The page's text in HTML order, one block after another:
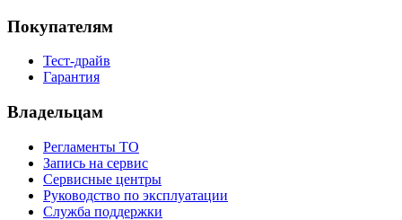
Покупателям
Тест-драйв
Гарантия
Владельцам
Регламенты ТО
Запись на сервис
Сервисные центры
Руководство по эксплуатации
Служба поддержки